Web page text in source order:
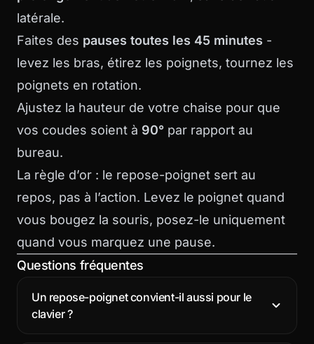
latérale.
Faites des pauses toutes les 45 minutes -
levez les bras, étirez les poignets, tournez les
poignets en rotation.
Ajustez la hauteur de votre chaise pour que
vos coudes soient à 90° par rapport au
bureau.
La règle d’or : le repose-poignet sert au
repos, pas à l’action. Levez le poignet quand
vous bougez la souris, posez-le uniquement
quand vous marquez une pause.
Questions fréquentes
Un repose-poignet convient-il aussi pour le
clavier ?